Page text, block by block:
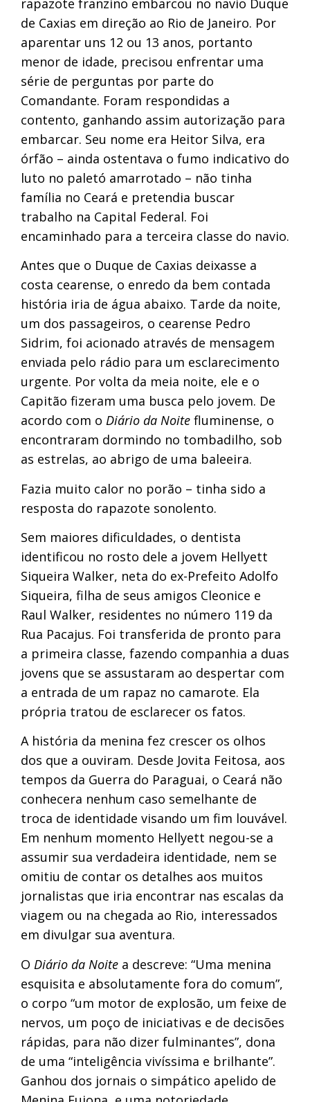
rapazote franzino embarcou no navio Duque
de Caxias em direção ao Rio de Janeiro. Por
aparentar uns 12 ou 13 anos, portanto
menor de idade, precisou enfrentar uma
série de perguntas por parte do
Comandante. Foram respondidas a
contento, ganhando assim autorização para
embarcar. Seu nome era Heitor Silva, era
órfão – ainda ostentava o fumo indicativo do
luto no paletó amarrotado – não tinha
família no Ceará e pretendia buscar
trabalho na Capital Federal. Foi
encaminhado para a terceira classe do navio.
Antes que o Duque de Caxias deixasse a
costa cearense, o enredo da bem contada
história iria de água abaixo. Tarde da noite,
um dos passageiros, o cearense Pedro
Sidrim, foi acionado através de mensagem
enviada pelo rádio para um esclarecimento
urgente. Por volta da meia noite, ele e o
Capitão fizeram uma busca pelo jovem. De
acordo com o Diário da Noite fluminense, o
encontraram dormindo no tombadilho, sob
as estrelas, ao abrigo de uma baleeira.
Fazia muito calor no porão – tinha sido a
resposta do rapazote sonolento.
Sem maiores dificuldades, o dentista
identificou no rosto dele a jovem Hellyett
Siqueira Walker, neta do ex-Prefeito Adolfo
Siqueira, filha de seus amigos Cleonice e
Raul Walker, residentes no número 119 da
Rua Pacajus. Foi transferida de pronto para
a primeira classe, fazendo companhia a duas
jovens que se assustaram ao despertar com
a entrada de um rapaz no camarote. Ela
própria tratou de esclarecer os fatos.
A história da menina fez crescer os olhos
dos que a ouviram. Desde Jovita Feitosa, aos
tempos da Guerra do Paraguai, o Ceará não
conhecera nenhum caso semelhante de
troca de identidade visando um fim louvável.
Em nenhum momento Hellyett negou-se a
assumir sua verdadeira identidade, nem se
omitiu de contar os detalhes aos muitos
jornalistas que iria encontrar nas escalas da
viagem ou na chegada ao Rio, interessados
em divulgar sua aventura.
O Diário da Noite a descreve: “Uma menina
esquisita e absolutamente fora do comum”,
o corpo “um motor de explosão, um feixe de
nervos, um poço de iniciativas e de decisões
rápidas, para não dizer fulminantes”, dona
de uma “inteligência vivíssima e brilhante”.
Ganhou dos jornais o simpático apelido de